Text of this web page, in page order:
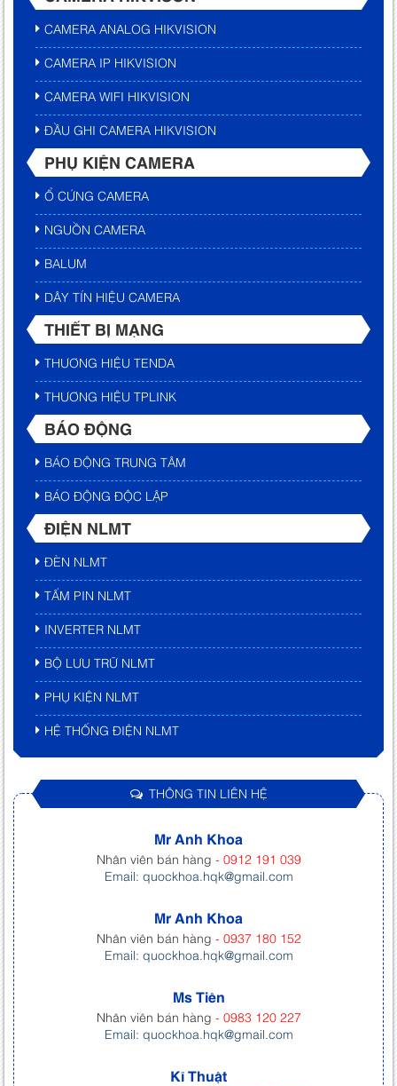
CAMERA ANALOG HIKVISION
CAMERA IP HIKVISION
CAMERA WIFI HIKVISION
ĐẦU GHI CAMERA HIKVISION
PHỤ KIỆN CAMERA
Ổ CỨNG CAMERA
NGUỒN CAMERA
BALUM
DÂY TÍN HIỆU CAMERA
THIẾT BỊ MẠNG
THƯƠNG HIỆU TENDA
THƯƠNG HIỆU TPLINK
BÁO ĐỘNG
BÁO ĐỘNG TRUNG TÂM
BÁO ĐỘNG ĐỘC LẬP
ĐIỆN NLMT
ĐÈN NLMT
TẤM PIN NLMT
INVERTER NLMT
BỘ LƯU TRỮ NLMT
PHỤ KIỆN NLMT
HỆ THỐNG ĐIỆN NLMT
THÔNG TIN LIÊN HỆ
Mr Anh Khoa
Nhân viên bán hàng - 0912 191 039
Email: quockhoa.hqk@gmail.com
Mr Anh Khoa
Nhân viên bán hàng - 0937 180 152
Email: quockhoa.hqk@gmail.com
Ms Tiên
Nhân viên bán hàng - 0983 120 227
Email: quockhoa.hqk@gmail.com
Kĩ Thuật